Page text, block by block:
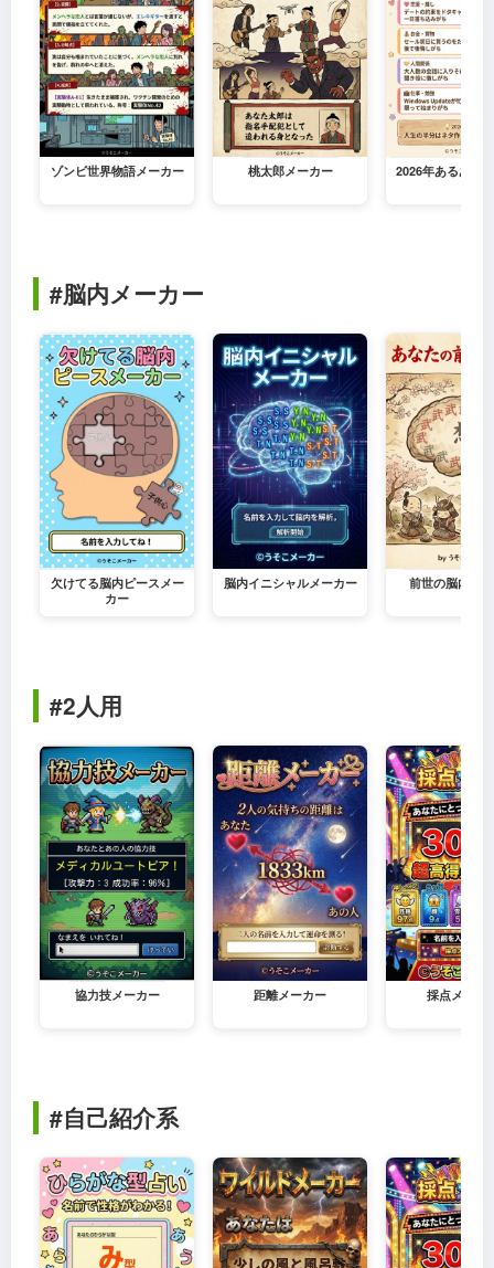
ゾンビ世界物語メーカー 桃太郎メーカー 2026年あるある
#脳内メーカー
欠けてる脳内ピースメー
カー
脳内イニシャルメーカー 前世の脳内メ
#2人用
協力技メーカー 距離メーカー 採点メーカ
#自己紹介系